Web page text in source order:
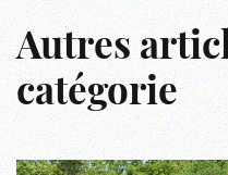
Autres
catégorie